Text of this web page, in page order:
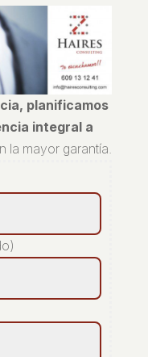
planificamos
integral a
la mayor garantía.